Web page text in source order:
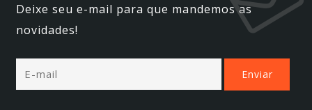
Deixe seu e-mail para que mandemos as
novidades!